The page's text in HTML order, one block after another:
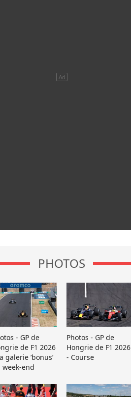
PHOTOS
- GP de
de F1 2026
galerie ’bonus’
week-end
Photos - GP de
Hongrie de F1 2026
- Course